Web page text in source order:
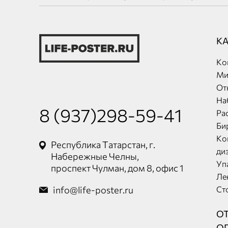
8 (937)298-59-41
Республика Татарстан, г.
Набережные Челны,
проспект Чулман, дом 8, офис 1
info@life-poster.ru